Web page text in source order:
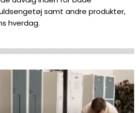
samt andre produkter,
hverdag.